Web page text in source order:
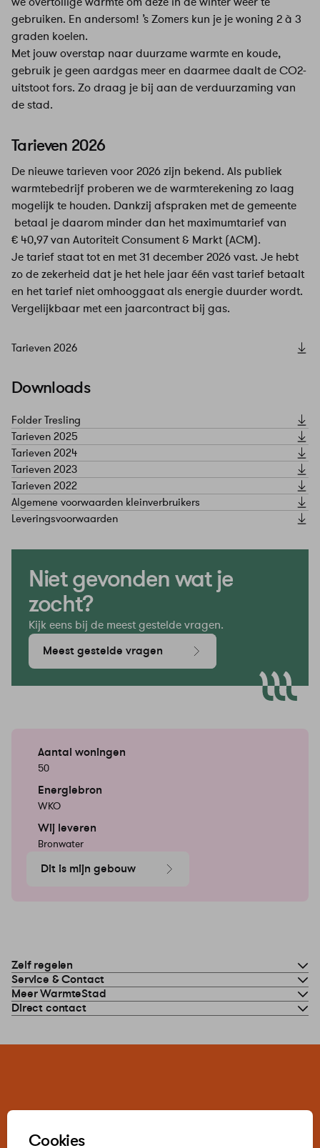
Cookies
gebruiken. En andersom! ’s Zomers kun je je woning 2 à 3
graden koelen.
Met jouw overstap naar duurzame warmte en koude,
gebruik je geen aardgas meer en daarmee daalt de CO2-
uitstoot fors. Zo draag je bij aan de verduurzaming van
de stad.
Tarieven 2026
De nieuwe tarieven voor 2026 zijn bekend. Als publiek
warmtebedrijf proberen we de warmterekening zo laag
mogelijk te houden. Dankzij afspraken met de gemeente
betaal je daarom minder dan het maximumtarief van
€ 40,97 van Autoriteit Consument & Markt (ACM).
Je tarief staat tot en met 31 december 2026 vast. Je hebt
zo de zekerheid dat je het hele jaar één vast tarief betaalt
en het tarief niet omhooggaat als energie duurder wordt.
Vergelijkbaar met een jaarcontract bij gas.
Tarieven 2026
Downloads
Folder Tresling
Tarieven 2025
Tarieven 2024
Tarieven 2023
Tarieven 2022
Algemene voorwaarden kleinverbruikers
Leveringsvoorwaarden
Niet gevonden wat je
zocht?
Kijk eens bij de meest gestelde vragen.
Meest gestelde vragen
Aantal woningen
50
Energiebron
WKO
Wij leveren
Bronwater
Dit is mijn gebouw
Zelf regelen
Service & Contact
Meer WarmteStad
Direct contact